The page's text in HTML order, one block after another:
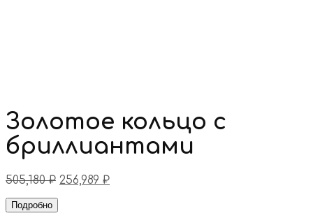
Золотое кольцо с
бриллиантами
505,180₽ 256,989 ₽
Подробно